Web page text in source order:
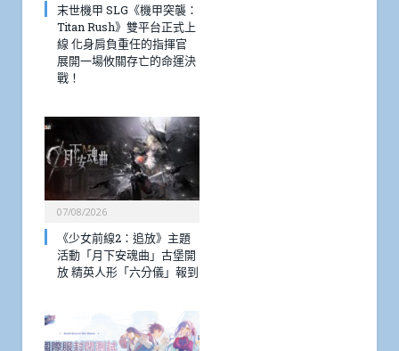
末世機甲 SLG《機甲突襲：
Titan Rush》雙平台正式上
線 化身肩負重任的指揮官
展開一場攸關存亡的命運決
戰！
07/08/2026
《少女前線2：追放》主題
活動「月下安魂曲」古堡開
放 精英人形「六分儀」報到